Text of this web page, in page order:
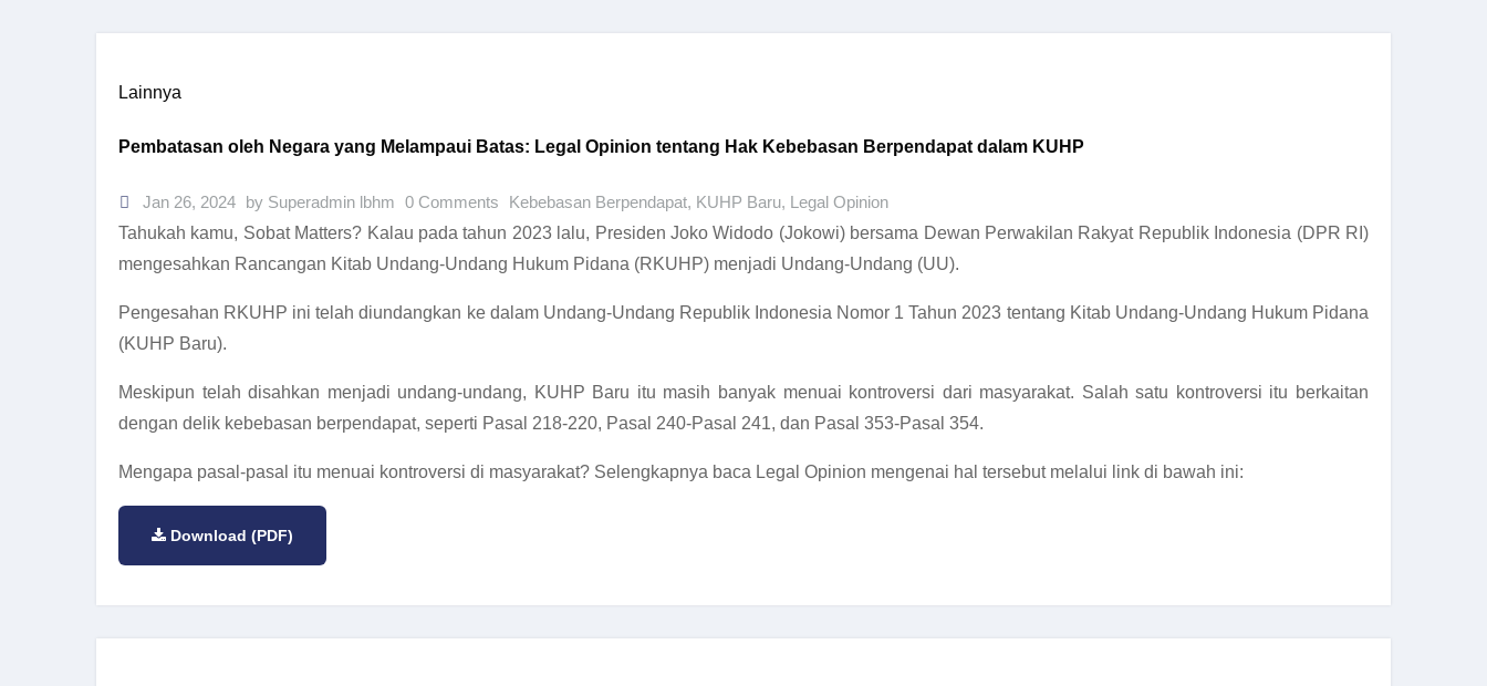
Lainnya
Pembatasan oleh Negara yang Melampaui Batas: Legal Opinion tentang Hak Kebebasan Berpendapat dalam KUHP
Jan 26, 2024 by Superadmin lbhm 0 Comments Kebebasan Berpendapat, KUHP Baru, Legal Opinion
Tahukah kamu, Sobat Matters? Kalau pada tahun 2023 lalu, Presiden Joko Widodo (Jokowi) bersama Dewan Perwakilan Rakyat Republik Indonesia (DPR RI)
mengesahkan Rancangan Kitab Undang-Undang Hukum Pidana (RKUHP) menjadi Undang-Undang (UU).
Pengesahan RKUHP ini telah diundangkan ke dalam Undang-Undang Republik Indonesia Nomor 1 Tahun 2023 tentang Kitab Undang-Undang Hukum Pidana
(KUHP Baru).
Meskipun telah disahkan menjadi undang-undang, KUHP Baru itu masih banyak menuai kontroversi dari masyarakat. Salah satu kontroversi itu berkaitan
dengan delik kebebasan berpendapat, seperti Pasal 218-220, Pasal 240-Pasal 241, dan Pasal 353-Pasal 354.
Mengapa pasal-pasal itu menuai kontroversi di masyarakat? Selengkapnya baca Legal Opinion mengenai hal tersebut melalui link di bawah ini:
Download (PDF)